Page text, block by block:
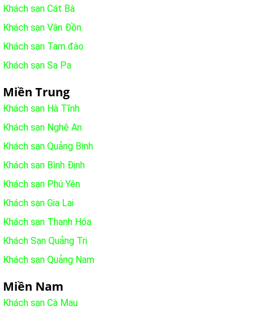
Khách sạn Cát Bà
Khách sạn Vân Đồn
Khách sạn Tam đào
Khách sạn Sa Pa
Miền Trung
Khách sạn Hà Tĩnh
Khách sạn Nghệ An
Khách sạn Quảng Bình
Khách sạn Bình Định
Khách sạn Phú Yên
Khách sạn Gia Lai
Khách sạn Thanh Hóa
Khách Sạn Quảng Trị
Khách sạn Quảng Nam
Miền Nam
Khách sạn Cà Mau